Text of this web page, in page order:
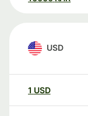
USD
1 USD